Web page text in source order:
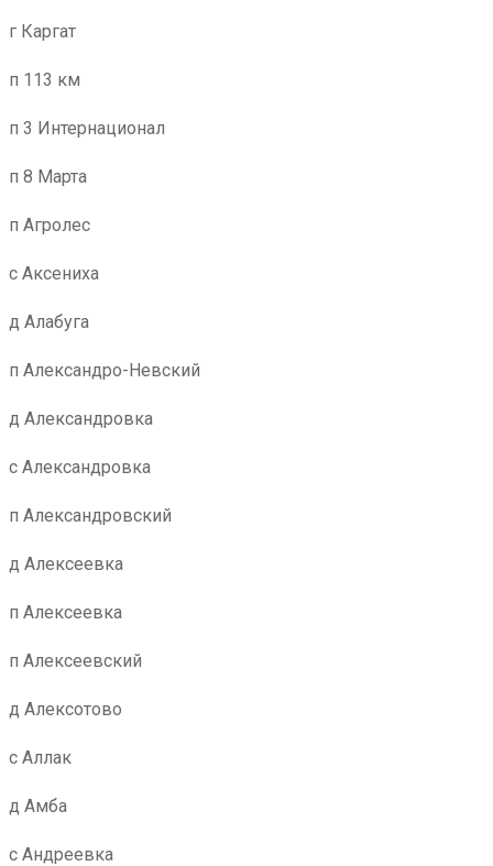
г Каргат
п 113 км
п 3 Интернационал
п 8 Марта
п Агролес
с Аксениха
д Алабуга
п Александро-Невский
д Александровка
с Александровка
п Александровский
д Алексеевка
п Алексеевка
п Алексеевский
д Алексотово
с Аллак
д Амба
с Андреевка